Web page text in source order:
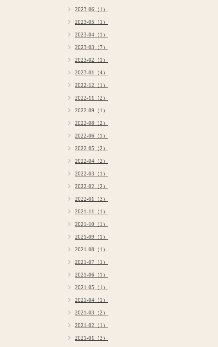
2023-06（1）
2023-05（1）
2023-04（1）
2023-03（7）
2023-02（1）
2023-01（4）
2022-12（1）
2022-11（2）
2022-09（1）
2022-08（2）
2022-06（1）
2022-05（2）
2022-04（2）
2022-03（1）
2022-02（2）
2022-01（3）
2021-11（1）
2021-10（1）
2021-09（1）
2021-08（1）
2021-07（1）
2021-06（1）
2021-05（1）
2021-04（1）
2021-03（2）
2021-02（1）
2021-01（3）